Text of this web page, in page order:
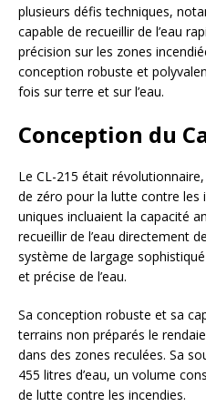
plusieurs défis techniques,
capable de recueillir de l’eau
précision sur les zones
conception robuste et
fois sur terre et sur l’eau.
Conception du
Le CL-215 était
de zéro pour la lutte contre les
uniques incluaient la capacité
recueillir de l’eau directement
système de largage
et précise de l’eau.
Sa conception robuste et sa
terrains non préparés le
dans des zones reculées. Sa
455 litres d’eau, un volume
de lutte contre les incendies.